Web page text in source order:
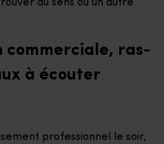
du sens ou un autre
commerciale, ras-
à écouter
professionnel le soir,